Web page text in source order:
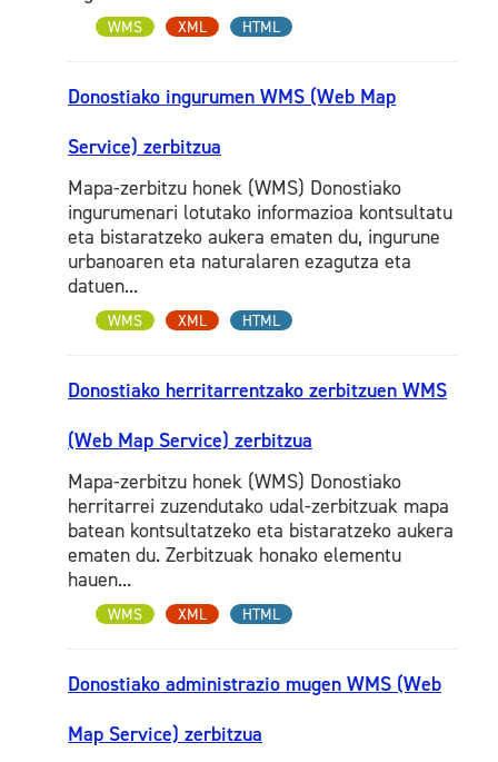
WMS XML HTML
Donostiako ingurumen WMS (Web Map
Service) zerbitzua
Mapa-zerbitzu honek (WMS) Donostiako
ingurumenari lotutako informazioa kontsultatu
eta bistaratzeko aukera ematen du, ingurune
urbanoaren eta naturalaren ezagutza eta
datuen...
WMS XML HTML
Donostiako herritarrentzako zerbitzuen WMS
(Web Map Service) zerbitzua
Mapa-zerbitzu honek (WMS) Donostiako
herritarrei zuzendutako udal-zerbitzuak mapa
batean kontsultatzeko eta bistaratzeko aukera
ematen du. Zerbitzuak honako elementu
hauen...
WMS XML HTML
Donostiako administrazio mugen WMS (Web
Map Service) zerbitzua